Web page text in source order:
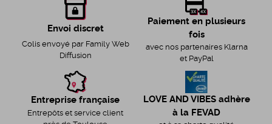
Envoi discret
Colis envoyé par Family Web
Diffusion
Paiement en plusieurs
fois
avec nos partenaires Klarna
et PayPal
Entreprise française
Entrepôts et service client
LOVE AND VIBES adhère
à la FEVAD